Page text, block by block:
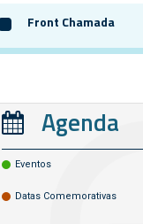
Front Chamada
Agenda
Eventos
Datas Comemorativas